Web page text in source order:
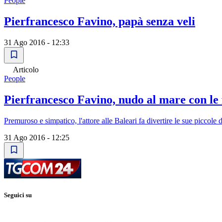
Pierfrancesco Favino, papà senza veli
31 Ago 2016 - 12:33
Articolo
People
Pierfrancesco Favino, nudo al mare con
Premuroso e simpatico, l'attore alle Baleari fa divertire le sue piccole
31 Ago 2016 - 12:25
Seguici su